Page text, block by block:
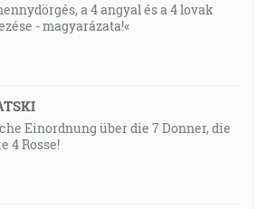
a 4 angyal és a 4 lovak
- magyarázata!«
Einordnung über die 7 Donner, die
4 Rosse!